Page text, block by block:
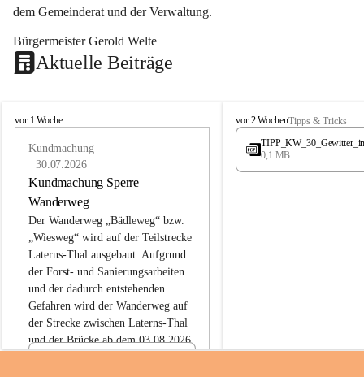
dem Gemeinderat und der Verwaltung.
Bürgermeister Gerold Welte
Aktuelle Beiträge
L
vor 1 Woche
Kundmachung
30.07.2026
Kundmachung Sperre
Wanderweg
Der Wanderweg „Bädleweg“ bzw.
„Wiesweg“ wird auf der Teilstrecke
Laterns-Thal ausgebaut. Aufgrund
der Forst- und Sanierungsarbeiten
und der dadurch entstehenden
Gefahren wird der Wanderweg auf
der Strecke zwischen Laterns-Thal
und der Brücke ab dem 03.08.2026
L
a
e
vor 2 WochenTipps & Tricks
0,1 MB